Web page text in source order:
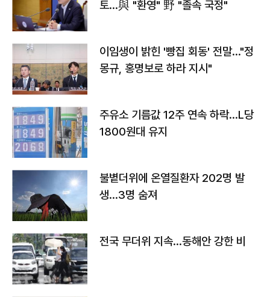
토…與 "환영" 野 "졸속 국정"
이임생이 밝힌 '빵집 회동' 전말…"정
몽규, 홍명보로 하라 지시"
주유소 기름값 12주 연속 하락…L당
1800원대 유지
불볕더위에 온열질환자 202명 발
생…3명 숨져
전국 무더위 지속…동해안 강한 비